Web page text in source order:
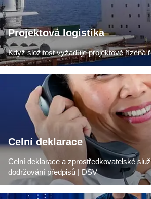
Projektová logistika
Když složitost vyžaduje projektově řízená
Celní deklarace
Celní deklarace a zprostředkovatelské
dodržování předpisů | DSV